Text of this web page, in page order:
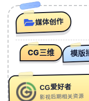
54
55 Broken Strings
Alan
56 端
57 Time Passes
58 GuiXu(归墟)
59 No Turning Back
PlayRent - 高端游
https://
小时计费，满足玩
AI歌曲生成器：
款AI音乐生成工具
息，创作出个性化
风格。
媒体创作
CG三维 模版
CG爱好者
影视后期相关资源